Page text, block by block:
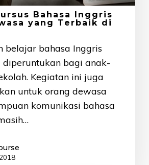
Bahasa Inggris
yang Terbaik di
belajar bahasa Inggris
bagi anak-
Kegiatan ini juga
untuk orang dewasa
komunikasi bahasa